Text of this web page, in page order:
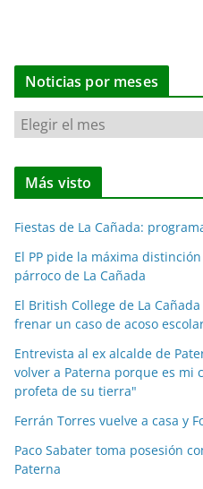
Noticias por meses
N
o
t
i
a
s
p
o
m
e
s
Más visto
Fiestas de La Cañada:
El PP pide la máxima
párroco de La Cañada
El British College de La
frenar un caso de acoso
Entrevista al ex alcalde de
volver a Paterna porque es mi
profeta de su tierra"
Ferrán Torres vuelve a casa y
Paco Sabater toma posesión
Paterna